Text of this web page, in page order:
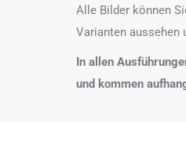
Alle Bilder können
Varianten aussehen
In allen
und kommen